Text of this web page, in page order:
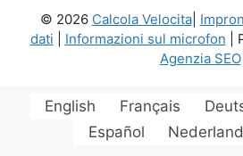
© 2026 Calcola Velocita|
dati
Informazioni sul microfon |
Agenzia SEO
English Français
Español